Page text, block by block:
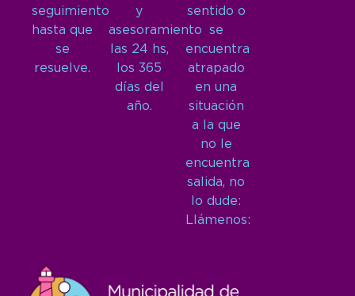
seguimiento
hasta que
se
resuelve.
y
asesoramiento
las 24 hs,
los 365
días del
año.
sentido o
se
encuentra
atrapado
en una
situación
a la que
no le
encuentra
salida, no
lo dude:
Llámenos: